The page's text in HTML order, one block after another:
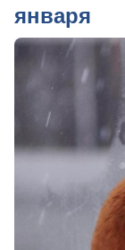
января